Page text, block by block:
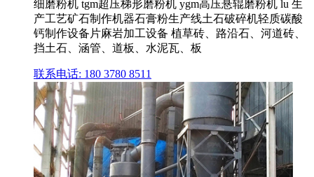
细磨粉机 tgm超压梯形磨粉机 ygm高压悬辊磨粉机 lu 生
产工艺矿石制作机器石膏粉生产线土石破碎机轻质碳酸
钙制作设备片麻岩加工设备 植草砖、路沿石、河道砖、
挡土石、涵管、道板、水泥瓦、板
联系电话: 180 3780 8511